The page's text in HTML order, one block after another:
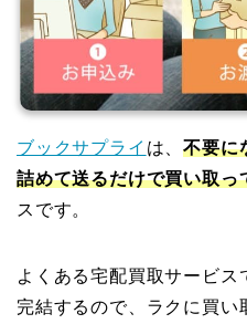
ブックサプライ は、不要に
詰めて送るだけで買い取っ
スです。
よくある宅配買取サービ
完結するので、ラクに買い